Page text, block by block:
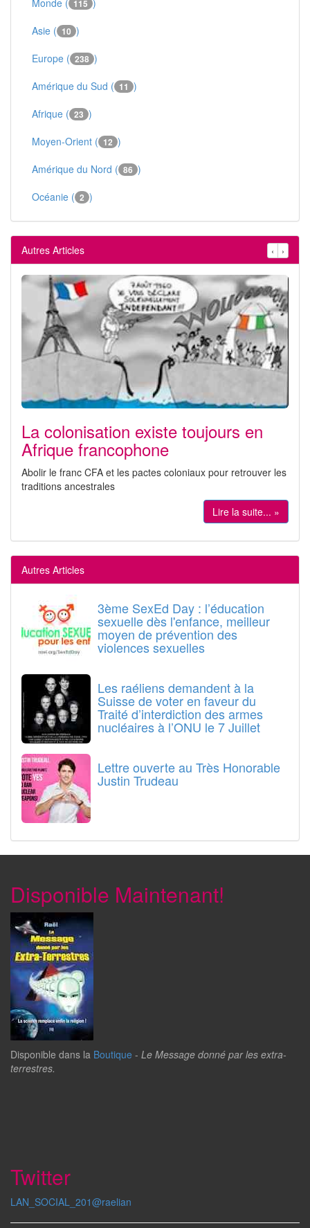
Monde ( 115 )
Asie ( 10 )
Europe ( 238 )
Amérique du Sud ( 11 )
Afrique ( 23 )
Moyen-Orient ( 12 )
Amérique du Nord ( 86 )
Océanie ( 2 )
Autres Articles ‹ ›
La colonisation existe toujours en
Afrique francophone
Abolir le franc CFA et les pactes coloniaux pour retrouver les
traditions ancestrales
Lire la suite... »
Autres Articles
3ème SexEd Day : l’éducation
sexuelle dès l'enfance, meilleur
moyen de prévention des
violences sexuelles
Les raéliens demandent à la
Suisse de voter en faveur du
Traité d’interdiction des armes
nucléaires à l’ONU le 7 Juillet
Lettre ouverte au Très Honorable
Justin Trudeau
Disponible Maintenant!
Disponible dans la Boutique - Le Message donné par les extra-
terrestres.
Twitter
LAN_SOCIAL_201@raelian